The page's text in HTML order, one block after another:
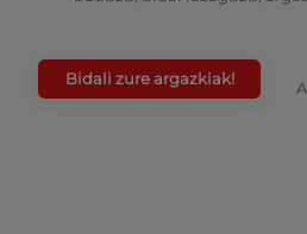
Bidali zure argazkiak!